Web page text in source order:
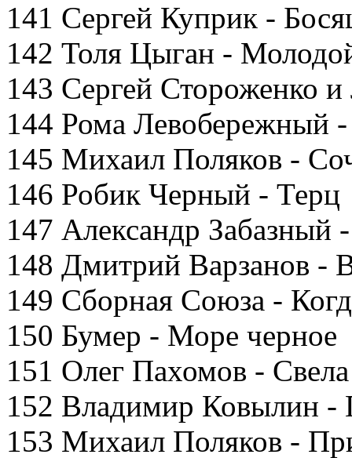
141 Сергей Куприк -
142 Толя Цыган -
143 Сергей Стороженко
144 Рома Левобережный
145 Михаил Поляков -
146 Робик Черный - Терц
147 Александр Забазный
148 Дмитрий Варзанов -
149 Сборная Союза -
150 Бумер - Море черное
151 Олег Пахомов -
152 Владимир Ковылин -
153 Михаил Поляков -